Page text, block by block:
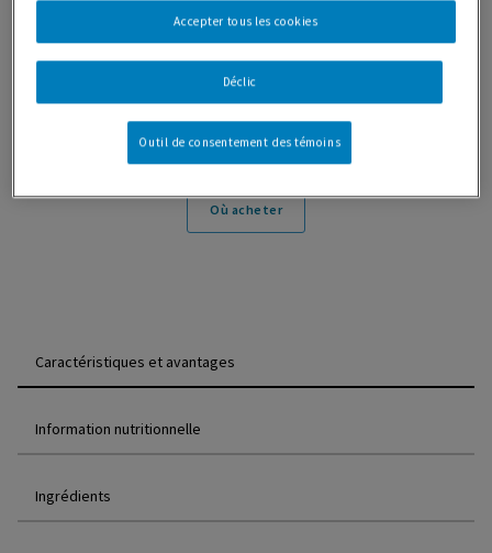
Recevez avec classe grâce aux menthes NESTLÉ AFTER
EIGHT. La combinaison parfaite de fondant à la menthe
enrobé de chocolat noir, emballé séparément dans un
sachet spécial pour une gâterie délicate. Idéal pour
partager entre amis et en famille. Les bons moments
commencent avec AFTER EIGHT!
Où acheter
Caractéristiques et avantages
Information nutritionnelle
Ingrédients
Déclic
Accepter tous les cookies
Outil de consentement des témoins